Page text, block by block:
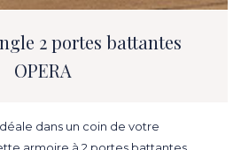
2 portes battantes
OPERA
dans un coin de votre